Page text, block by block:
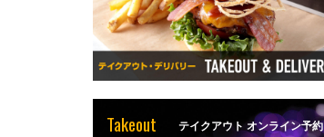
Takeout テイクアウト オンライン予約